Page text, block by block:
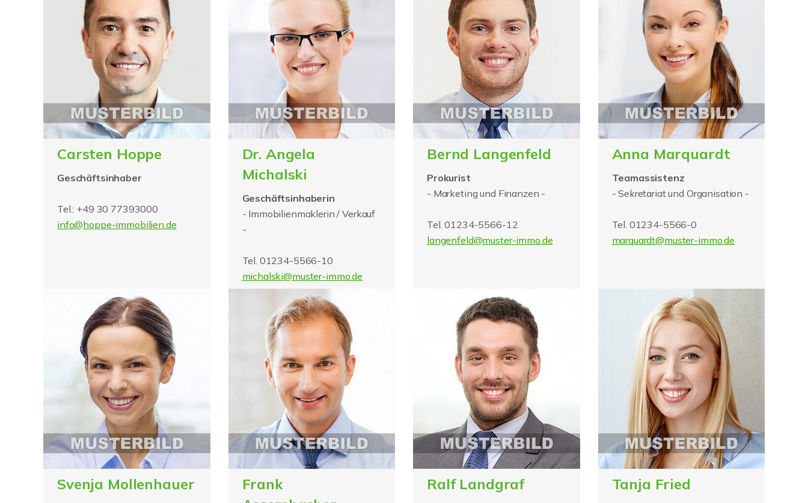
Carsten Hoppe
Geschäftsinhaber
Tel.: +49 30 77393000
info@hoppe-immobilien.de
Dr. Angela
Michalski
Geschäftsinhaberin
- Immobilienmaklerin / Verkauf
-
Tel. 01234-5566-10
michalski@muster-immo.de
Bernd Langenfeld
Prokurist
- Marketing und Finanzen -
Tel. 01234-5566-12
langenfeld@muster-immo.de
Anna Marquardt
Teamassistenz
- Sekretariat und Organisation -
Tel. 01234-5566-0
marquardt@muster-immo.de
Svenja Mollenhauer
Frank
Ralf Landgraf Tanja Fried